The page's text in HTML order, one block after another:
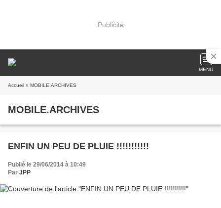
Publicité
MENU
Accueil » MOBILE.ARCHIVES
MOBILE.ARCHIVES
ENFIN UN PEU DE PLUIE !!!!!!!!!!!
Publié le 29/06/2014 à 10:49
Par JPP